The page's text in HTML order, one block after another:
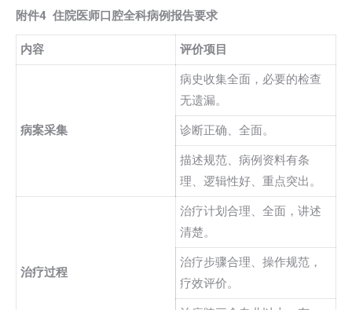
附件4 住院医师口腔全科病例报告要求
内容 评价项目
病案采集
病史收集全面，必要的检查
无遗漏。
诊断正确、全面。
描述规范、病例资料有条
理、逻辑性好、重点突出。
治疗过程
治疗计划合理、全面，讲述
清楚。
治疗步骤合理、操作规范，
疗效评价。